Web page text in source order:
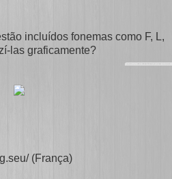
incluídos fonemas como F, L,
las graficamente?
(França)